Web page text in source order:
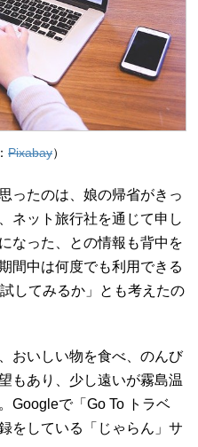
Pixabay）
ったのは、娘の帰省がきっ
ネット旅行社を通じて申し
なった、との情報も背中を
間中は何度でも利用できる
してみるか」とも考えたの
おいしい物を食べ、のんび
もあり、少し遠いが霧島温
Googleで「Go To トラベ
をしている「じゃらん」サ